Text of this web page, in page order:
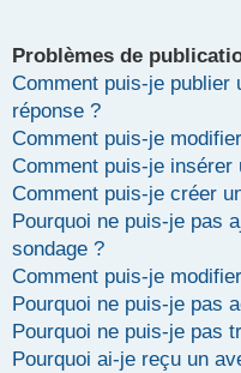
Problèmes de
Comment puis-je publier
réponse ?
Comment puis-je
Comment puis-je insérer
Comment puis-je créer
Pourquoi ne puis-je pas
sondage ?
Comment puis-je
Pourquoi ne puis-je pas
Pourquoi ne puis-je pas
Pourquoi ai-je reçu un